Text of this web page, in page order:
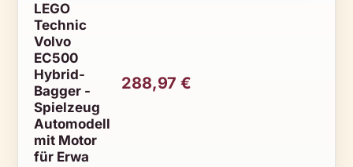
LEGO
Technic
Volvo
EC500
Hybrid-
Bagger -
Spielzeug
Automodell
mit Motor
für Erwa
288,97 €